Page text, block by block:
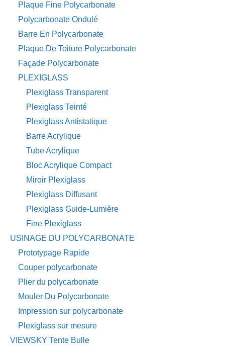
Plaque Fine Polycarbonate
Polycarbonate Ondulé
Barre En Polycarbonate
Plaque De Toiture Polycarbonate
Façade Polycarbonate
PLEXIGLASS
Plexiglass Transparent
Plexiglass Teinté
Plexiglass Antistatique
Barre Acrylique
Tube Acrylique
Bloc Acrylique Compact
Miroir Plexiglass
Plexiglass Diffusant
Plexiglass Guide-Lumière
Fine Plexiglass
USINAGE DU POLYCARBONATE
Prototypage Rapide
Couper polycarbonate
Plier du polycarbonate
Mouler Du Polycarbonate
Impression sur polycarbonate
Plexiglass sur mesure
VIEWSKY Tente Bulle